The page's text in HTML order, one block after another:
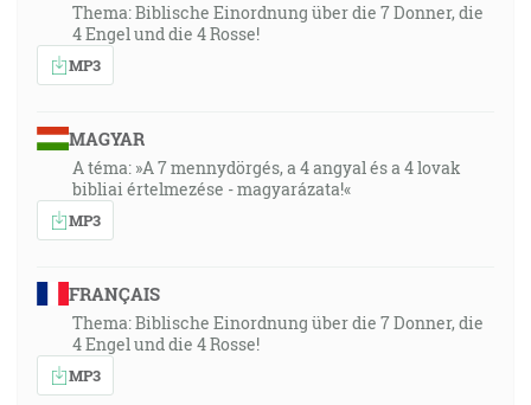
Thema: Biblische Einordnung über die 7 Donner, die
4 Engel und die 4 Rosse!
MP3
MAGYAR
A téma: »A 7 mennydörgés, a 4 angyal és a 4 lovak
bibliai értelmezése - magyarázata!«
MP3
FRANÇAIS
Thema: Biblische Einordnung über die 7 Donner, die
4 Engel und die 4 Rosse!
MP3